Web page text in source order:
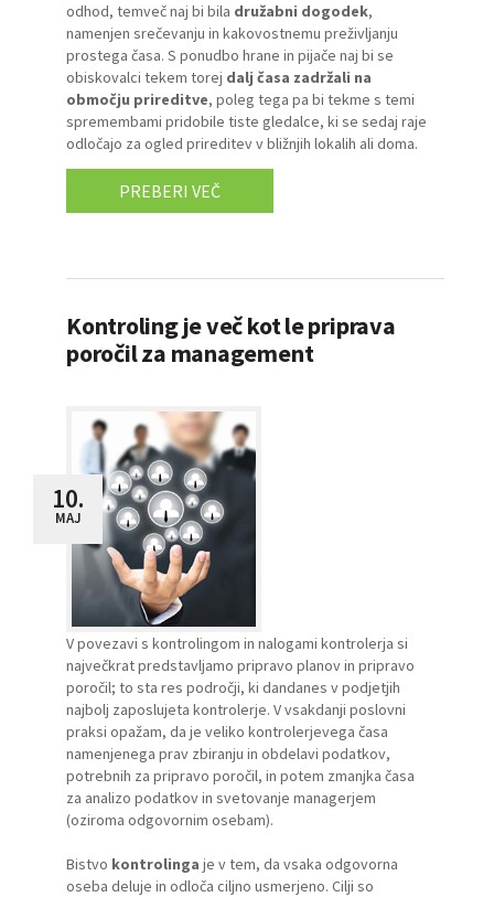
odhod, temveč naj bi bila družabni dogodek,
namenjen srečevanju in kakovostnemu preživljanju
prostega časa. S ponudbo hrane in pijače naj bi se
obiskovalci tekem torej dalj časa zadržali na
območju prireditve, poleg tega pa bi tekme s temi
spremembami pridobile tiste gledalce, ki se sedaj raje
odločajo za ogled prireditev v bližnjih lokalih ali doma.
PREBERI VEČ
Kontroling je več kot le priprava
poročil za management
10.
MAJ
V povezavi s kontrolingom in nalogami kontrolerja si
največkrat predstavljamo pripravo planov in pripravo
poročil; to sta res področji, ki dandanes v podjetjih
najbolj zaposlujeta kontrolerje. V vsakdanji poslovni
praksi opažam, da je veliko kontrolerjevega časa
namenjenega prav zbiranju in obdelavi podatkov,
potrebnih za pripravo poročil, in potem zmanjka časa
za analizo podatkov in svetovanje managerjem
(oziroma odgovornim osebam).
Bistvo kontrolinga je v tem, da vsaka odgovorna
oseba deluje in odloča ciljno usmerjeno. Cilji so